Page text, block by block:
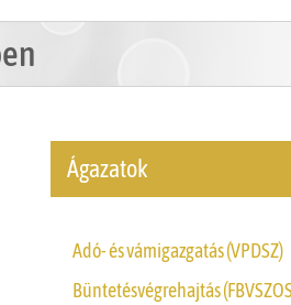
Ágazatok
Adó- és vámigazgatás (VPDSZ)
Büntetésvégrehajtás